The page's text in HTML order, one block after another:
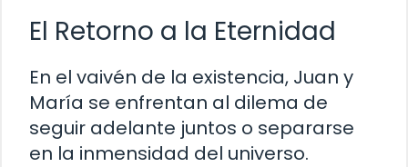
El Retorno a la Eternidad
En el vaivén de la existencia, Juan y
María se enfrentan al dilema de
seguir adelante juntos o separarse
en la inmensidad del universo.